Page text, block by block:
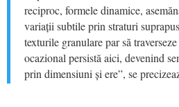
reciproc, formele dinamice,
variații subtile prin straturi
texturile granulare par să
ocazional persistă aici, devenind
prin dimensiuni și ere”, se